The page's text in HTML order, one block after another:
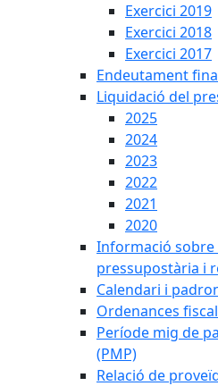
Exercici 2019
Exercici 2018
Exercici 2017
Endeutament
Liquidació del
2025
2024
2023
2022
2021
2020
Informació
pressupostària i
Calendari i
Ordenances
Període mig de
(PMP)
Relació de